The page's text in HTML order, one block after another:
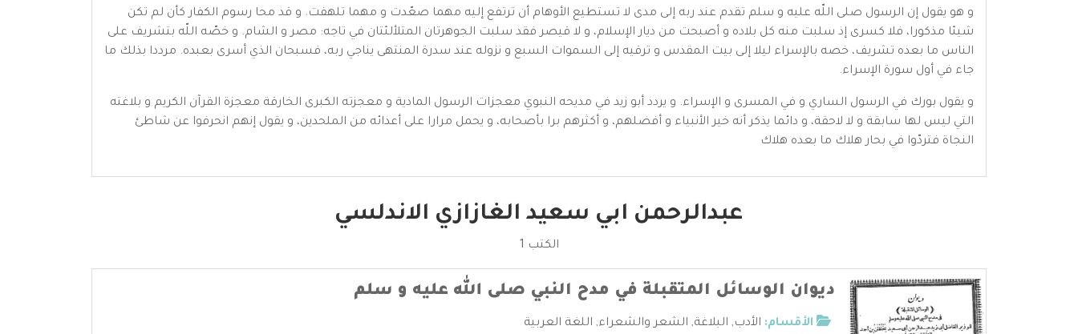
و هو يقول إن الرسول صلى اللّه عليه و سلم تقدم عند ربه إلى مدى لا تستطيع الأوهام أن ترتفع إليه مهما صعّدت و مهما تلهفت. و قد محا رسوم الكفار كأن لم تكن
شيئا مذكورا، فلا كسرى إذ سلبت منه كل بلاده و أصبحت من ديار الإسلام، و لا قيصر فقد سلبت الجوهرتان المتلألئتان في تاجه: مصر و الشام. و خصّه اللّه بتشريف على
الناس ما بعده تشريف، خصه بالإسراء ليلا إلى بيت المقدس و ترقيه إلى السموات السبع و نزوله عند سدرة المنتهى يناجي ربه، فسبحان الذي أسرى بعبده. مرددا بذلك ما
جاء في أول سورة الإسراء.
و يقول بورك في الرسول الساري و في المسرى و الإسراء. و يردد أبو زيد في مديحه النبوي معجزات الرسول المادية و معجزته الكبرى الخارقة معجزة القرآن الكريم و بلاغته
التي ليس لها سابقة و لا لاحقة، و دائما يذكر أنه خير الأنبياء و أفضلهم، و أكثرهم برا بأصحابه، و يحمل مرارا على أعدائه من الملحدين، و يقول إنهم انحرفوا عن شاطئ
النجاة فتردّوا في بحار هلاك ما بعده هلاك
عبدالرحمن ابي سعيد الغازازي الاندلسي
الكتب 1
ديوان الوسائل المتقبلة في مدح النبي صلى الله عليه و سلم
الأقسام: الأدب, البلاغة, الشعر والشعراء, اللغة العربية